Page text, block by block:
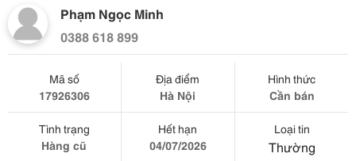
Phạm Ngọc Minh
0388 618 899
Mã số
17926306
Địa điểm
Hà Nội
Hình thức
Cần bán
Tình trạng
Hàng cũ
Hết hạn
04/07/2026
Loại tin
Thường